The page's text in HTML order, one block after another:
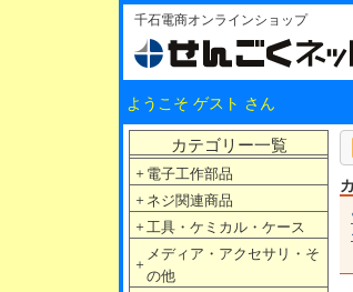
千石電商オンラインショップ
ようこそ ゲスト さん
カテゴリー一覧
＋ 電子工作部品
＋ ネジ関連商品
＋ 工具・ケミカル・ケース
＋
メディア・アクセサリ・そ
の他